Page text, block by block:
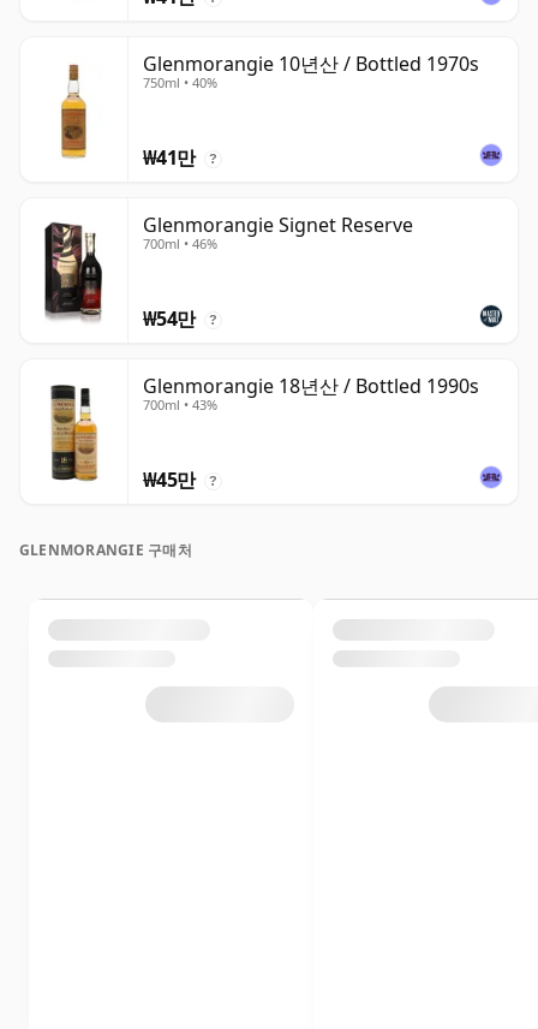
Glenmorangie 10년산 / Bottled 1970s
750ml • 40%
₩41만 ?
Glenmorangie Signet Reserve
700ml • 46%
₩54만 ?
Glenmorangie 18년산 / Bottled 1990s
700ml • 43%
₩45만 ?
GLENMORANGIE 구매처